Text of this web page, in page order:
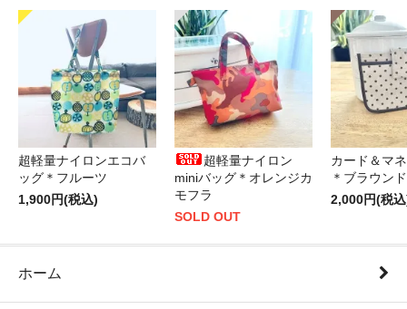
超軽量ナイロンエコバ
ッグ＊フルーツ
1,900円(税込)
超軽量ナイロン
miniバッグ＊オレンジカ
モフラ
SOLD OUT
カード＆マ
＊ブラウン
2,000円(税
ホーム